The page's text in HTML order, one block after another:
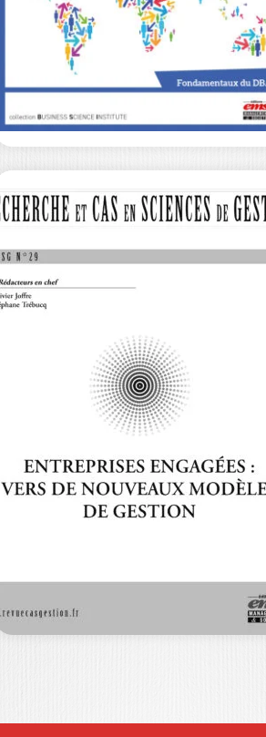
La remise en cause des savoirs
scientifiques s’impose aujourd’hui
comme un phénomène mondial.…
25,00€
DIASPORAS
AFRICAINES ET
DÉVELOPPEMENT
INCLUSIF
DURABLE
EMMANUEL KAMDEM
HAMADOU SANOUSSI
Depuis trois décennies, la
transformation de l’Afrique se déroule